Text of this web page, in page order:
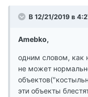
В 12/21/2019 в
Amebko,
одним словом, как
не может
эти объекты